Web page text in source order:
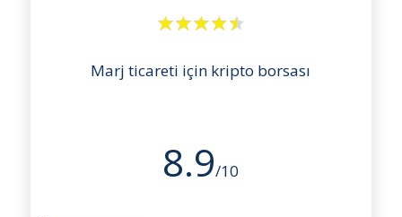
Marj ticareti için kripto borsası
8.9/10